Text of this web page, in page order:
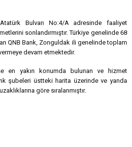
Bulvarı No:4/A adresinde faaliyet
sonlandırmıştır. Türkiye genelinde 68
QNB Bank, Zonguldak ili genelinde toplam
devam etmektedir.
en yakın konumda bulunan ve hizmet
şubeleri üstteki harita üzerinde ve yanda
göre sıralanmıştır.